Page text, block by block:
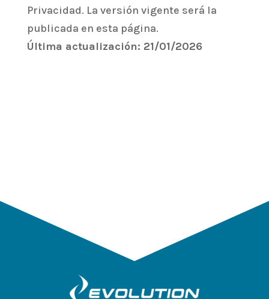
Privacidad. La versión vigente será la
publicada en esta página.
Última actualización: 21/01/2026